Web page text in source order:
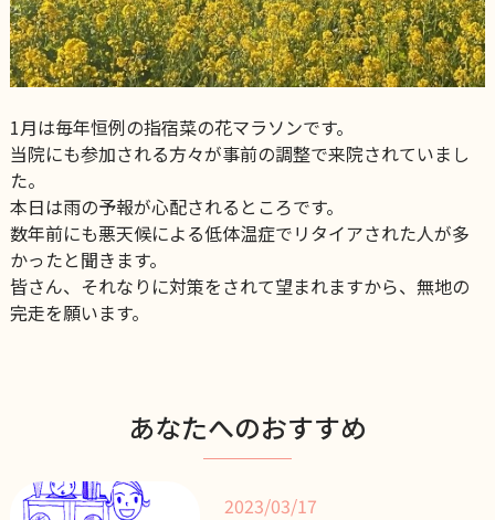
1月は毎年恒例の指宿菜の花マラソンです。
当院にも参加される方々が事前の調整で来院されていまし
た。
本日は雨の予報が心配されるところです。
数年前にも悪天候による低体温症でリタイアされた人が多
かったと聞きます。
皆さん、それなりに対策をされて望まれますから、無地の
完走を願います。
あなたへのおすすめ
2023/03/17